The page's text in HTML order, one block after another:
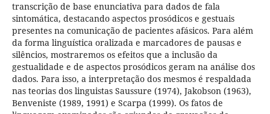
transcrição de base enunciativa para dados de fala
sintomática, destacando aspectos prosódicos e gestuais
presentes na comunicação de pacientes afásicos. Para além
da forma linguística oralizada e marcadores de pausas e
silêncios, mostraremos os efeitos que a inclusão da
gestualidade e de aspectos prosódicos geram na análise dos
dados. Para isso, a interpretação dos mesmos é respaldada
nas teorias dos linguistas Saussure (1974), Jakobson (1963),
Benveniste (1989, 1991) e Scarpa (1999). Os fatos de